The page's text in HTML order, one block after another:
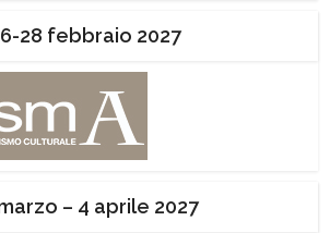
28 febbraio 2027
– 4 aprile 2027